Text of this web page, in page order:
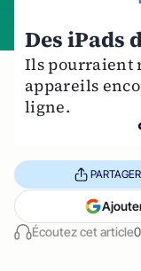
Des iPads
Ils pourraient
appareils
ligne.
Écoutez cet article
PARTAGER